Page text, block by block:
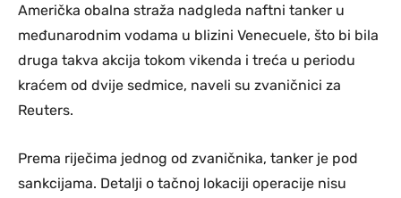
Američka obalna straža nadgleda naftni tanker u
međunarodnim vodama u blizini Venecuele, što bi bila
druga takva akcija tokom vikenda i treća u periodu
kraćem od dvije sedmice, naveli su zvaničnici za
Reuters.
Prema riječima jednog od zvaničnika, tanker je pod
sankcijama. Detalji o tačnoj lokaciji operacije nisu